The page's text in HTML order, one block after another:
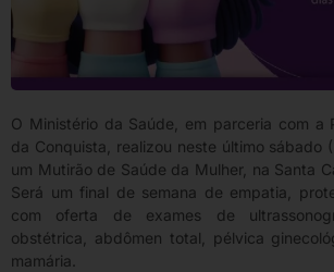
O Ministério da Saúde, em parceria com a
da Conquista, realizou neste último sábado
um Mutirão de Saúde da Mulher, na Santa
Será um final de semana de empatia,
com oferta de exames de
obstétrica, abdômen total, pélvica
mamária.